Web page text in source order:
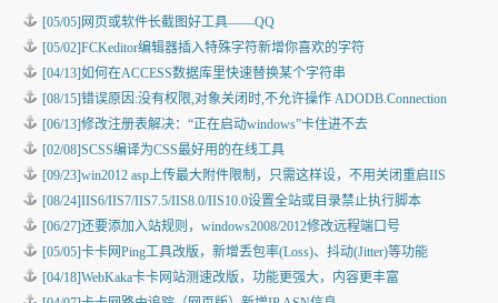
[05/05] 网页或软件长截图好工具——QQ
[05/02]FCKeditor编辑器插入特殊字符新增你喜欢的字符
[04/13]如何在ACCESS数据库里快速替换某个字符串
[08/15]错误原因:没有权限,对象关闭时,不允许操作 ADODB.Connection
[06/13]修改注册表解决：“正在启动windows”卡住进不去
[02/08]SCSS编译为CSS最好用的在线工具
[09/23]win2012 asp上传最大附件限制，只需这样设，不用关闭重启IIS
[08/24]IIS6/IIS7/IIS7.5/IIS8.0/IIS10.0设置全站或目录禁止执行脚本
[06/27]还要添加入站规则，windows2008/2012修改远程端口号
[05/05]卡卡网Ping工具改版，新增丢包率(Loss)、抖动(Jitter)等功能
[04/18]WebKaka卡卡网站测速改版，功能更强大，内容更丰富